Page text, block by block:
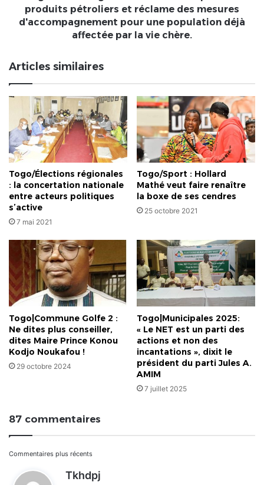
pétroliers
d'accompagnement
pour
population
déjà
affectée
par
la
chère.
produits pétroliers et réclame des mesures
d'accompagnement pour une population déjà
affectée par la vie chère.
Articles similaires
Togo/Élections régionales
: la concertation nationale
entre acteurs politiques
s’active
7 mai 2021
Togo/Sport : Hollard
Mathé veut faire renaître
la boxe de ses cendres
25 octobre 2021
Togo|Commune Golfe 2 :
Ne dites plus conseiller,
dites Maire Prince Konou
Kodjo Noukafou !
29 octobre 2024
Togo|Municipales 2025:
« Le NET est un parti des
actions et non des
incantations », dixit le
président du parti Jules A.
AMIM
7 juillet 2025
87 commentaires
Navigation
dans
Commentaires plus récents
Tkhdpj